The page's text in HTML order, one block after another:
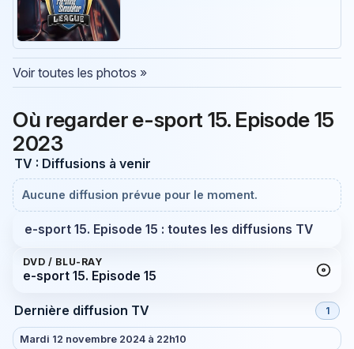
Voir toutes les photos »
Où regarder e-sport 15. Episode 15
2023
TV : Diffusions à venir
Aucune diffusion prévue pour le moment.
e-sport 15. Episode 15 : toutes les diffusions TV
DVD / BLU-RAY
e-sport 15. Episode 15
Dernière diffusion TV 1
Mardi 12 novembre 2024 à 22h10